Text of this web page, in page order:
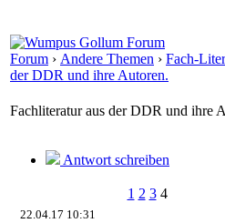
Forum › Andere Themen › Fach-
der DDR und ihre Autoren.
Fachliteratur aus der DDR und ihre
Antwort schreiben
1 2 3 4
22.04.17 10:31